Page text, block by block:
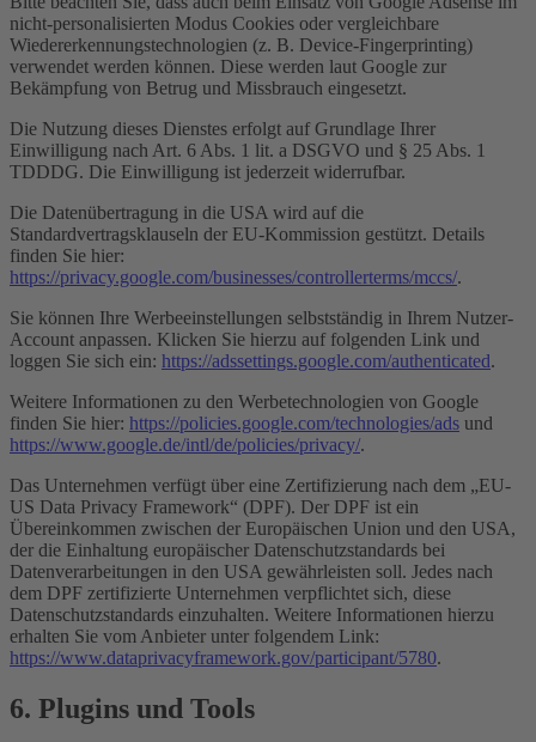
nicht-personalisierten Modus Cookies oder vergleichbare
Wiedererkennungstechnologien (z. B. Device-Fingerprinting)
verwendet werden können. Diese werden laut Google zur
Bekämpfung von Betrug und Missbrauch eingesetzt.
Die Nutzung dieses Dienstes erfolgt auf Grundlage Ihrer
Einwilligung nach Art. 6 Abs. 1 lit. a DSGVO und § 25 Abs. 1
TDDDG. Die Einwilligung ist jederzeit widerrufbar.
Die Datenübertragung in die USA wird auf die
Standardvertragsklauseln der EU-Kommission gestützt. Details
finden Sie hier:
https://privacy.google.com/businesses/controllerterms/mccs/.
Sie können Ihre Werbeeinstellungen selbstständig in Ihrem Nutzer-
Account anpassen. Klicken Sie hierzu auf folgenden Link und
loggen Sie sich ein: https://adssettings.google.com/authenticated.
Weitere Informationen zu den Werbetechnologien von Google
finden Sie hier: https://policies.google.com/technologies/ads und
https://www.google.de/intl/de/policies/privacy/.
Das Unternehmen verfügt über eine Zertifizierung nach dem „EU-
US Data Privacy Framework“ (DPF). Der DPF ist ein
Übereinkommen zwischen der Europäischen Union und den USA,
der die Einhaltung europäischer Datenschutzstandards bei
Datenverarbeitungen in den USA gewährleisten soll. Jedes nach
dem DPF zertifizierte Unternehmen verpflichtet sich, diese
Datenschutzstandards einzuhalten. Weitere Informationen hierzu
erhalten Sie vom Anbieter unter folgendem Link:
https://www.dataprivacyframework.gov/participant/5780.
6. Plugins und Tools